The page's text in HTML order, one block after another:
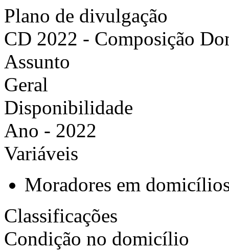
Plano de divulgação
CD 2022 - Composição
Assunto
Geral
Disponibilidade
Ano - 2022
Variáveis
Moradores em
Classificações
Condição no domicílio